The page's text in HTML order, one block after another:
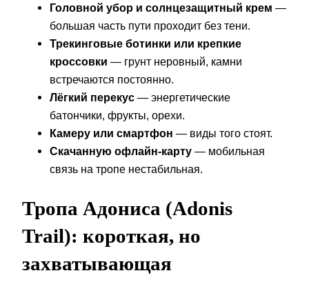
Головной убор и солнцезащитный крем —
большая часть пути проходит без тени.
Трекинговые ботинки или крепкие
кроссовки — грунт неровный, камни
встречаются постоянно.
Лёгкий перекус — энергетические
батончики, фрукты, орехи.
Камеру или смартфон — виды того стоят.
Скачанную офлайн-карту — мобильная
связь на тропе нестабильная.
Тропа Адониса (Adonis
Trail): короткая, но
захватывающая